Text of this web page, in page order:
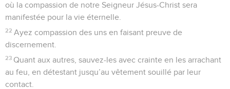
où la compassion de notre Seigneur Jésus-Christ sera
manifestée pour la vie éternelle.
22 Ayez compassion des uns en faisant preuve de
discernement.
23 Quant aux autres, sauvez-les avec crainte en les arrachant
au feu, en détestant jusqu’au vêtement souillé par leur
contact.